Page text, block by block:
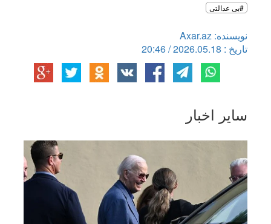
#بی عدالتی
نویسنده: Axar.az
تاریخ : 2026.05.18 / 20:46
سایر اخبار